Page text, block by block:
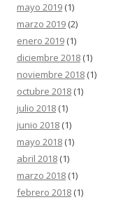
mayo 2019 (1)
marzo 2019 (2)
enero 2019 (1)
diciembre 2018 (1)
noviembre 2018 (1)
octubre 2018 (1)
julio 2018 (1)
junio 2018 (1)
mayo 2018 (1)
abril 2018 (1)
marzo 2018 (1)
febrero 2018 (1)